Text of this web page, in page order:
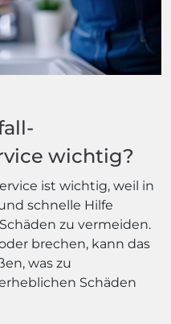
wichtig?
ist wichtig, weil in
schnelle Hilfe
zu vermeiden.
brechen, kann das
was zu
Schäden